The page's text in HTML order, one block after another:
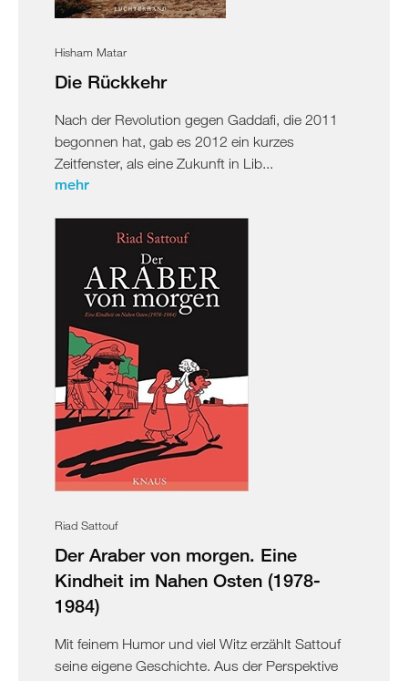
Hisham Matar
Die Rückkehr
Nach der Revolution gegen Gaddafi, die 2011
begonnen hat, gab es 2012 ein kurzes
Zeitfenster, als eine Zukunft in Lib...
mehr
Riad Sattouf
Der Araber von morgen. Eine
Kindheit im Nahen Osten (1978-
1984)
Mit feinem Humor und viel Witz erzählt Sattouf
seine eigene Geschichte. Aus der Perspektive